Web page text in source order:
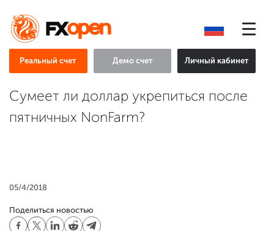
Реальный счет Демо счет Личный кабинет
Сумеет ли доллар укрепиться после
пятничных NonFarm?
05/4/2018
Поделиться новостью